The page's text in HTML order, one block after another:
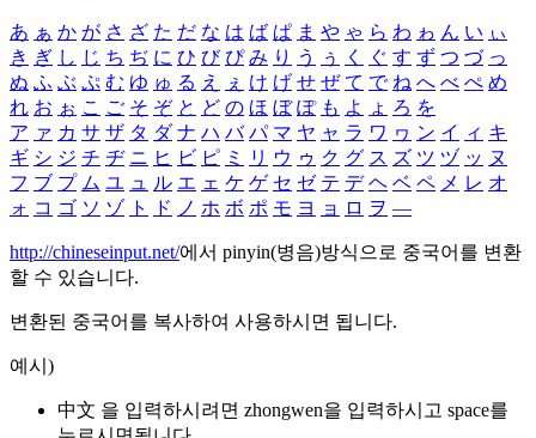
あ ぁ か が さ ざ た だ な は ば ぱ ま や ゃ ら わ ゎ ん い ぃ
き ぎ し じ ち ぢ に ひ び ぴ み り う ぅ く ぐ す ず つ づ っ
ぬ ふ ぶ ぷ む ゆ ゅ る え ぇ け げ せ ぜ て で ね へ べ ぺ め
れ お ぉ こ ご そ ぞ と ど の ほ ぼ ぽ も よ ょ ろ を
ア ァ カ サ ザ タ ダ ナ ハ バ パ マ ヤ ャ ラ ワ ヮ ン イ ィ キ
ギ シ ジ チ ヂ ニ ヒ ビ ピ ミ リ ウ ゥ ク グ ス ズ ツ ヅ ッ ヌ
フ ブ プ ム ユ ュ ル エ ェ ケ ゲ セ ゼ テ デ ヘ ベ ペ メ レ オ
ォ コ ゴ ソ ゾ ト ド ノ ホ ボ ポ モ ヨ ョ ロ ヲ ―
http://chineseinput.net/에서 pinyin(병음)방식으로 중국어를 변환
할 수 있습니다.
변환된 중국어를 복사하여 사용하시면 됩니다.
예시)
中文 을 입력하시려면 zhongwen을 입력하시고 space를